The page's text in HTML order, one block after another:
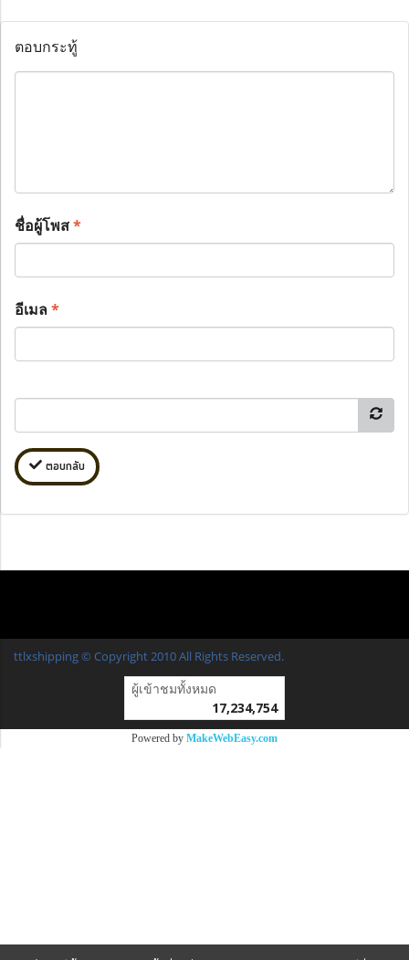
ตอบกระทู้
ชื่อผู้โพส*
อีเมล*
ตอบกลับ
ttlxshipping © Copyright 2010 All Rights Reserved.
ผู้เข้าชมทั้งหมด
17,234,754
Powered by MakeWebEasy.com